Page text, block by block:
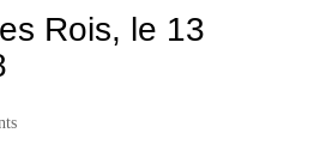
Rois, le 13